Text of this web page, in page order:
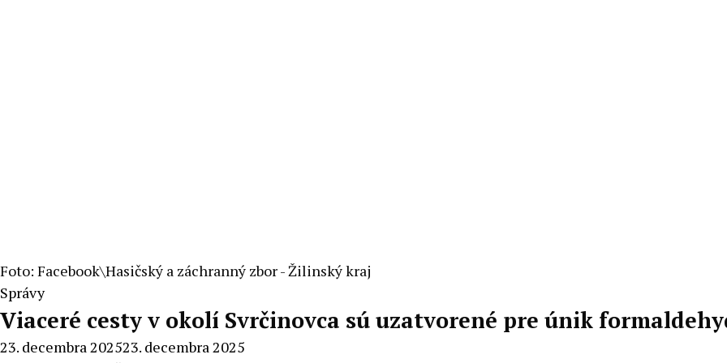
Foto: Facebook\Hasičský a záchranný zbor - Žilinský kraj
Správy
Viaceré cesty v okolí Svrčinovca sú uzatvorené pre únik
23. decembra 202523. decembra 2025